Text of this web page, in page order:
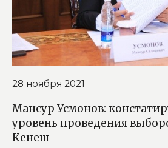
28 ноября 2021
Мансур Усмонов:
уровень проведения
Кенеш